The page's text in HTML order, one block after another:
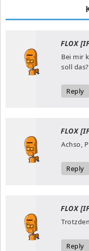
FLOX
Bei mir
soll das?
Reply
FLOX
Achso,
Reply
FLOX
Reply